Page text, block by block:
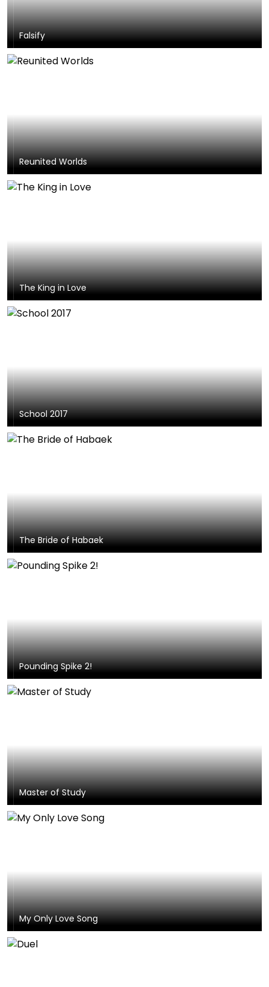
Falsify
Reunited Worlds
The King in Love
School 2017
The Bride of Habaek
Pounding Spike 2!
Master of Study
My Only Love Song